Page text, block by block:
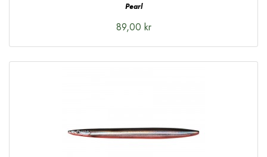
Pearl
89,00 kr